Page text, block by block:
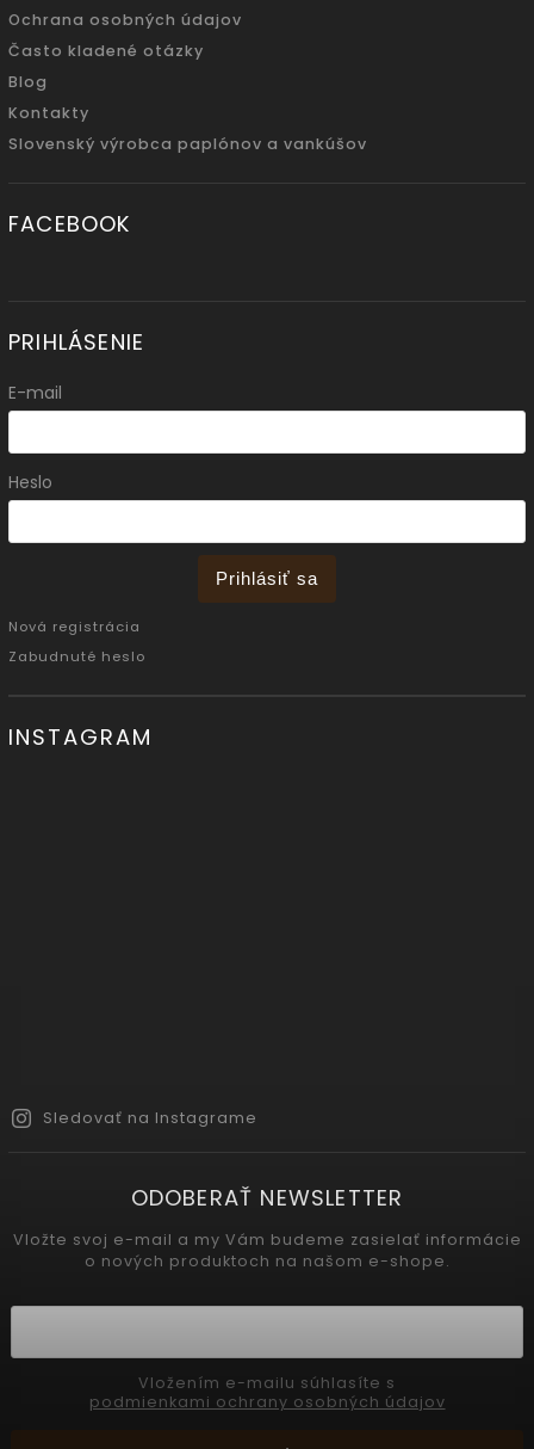
Ochrana osobných údajov
Často kladené otázky
Blog
Kontakty
Slovenský výrobca paplónov a vankúšov
FACEBOOK
PRIHLÁSENIE
E-mail
Heslo
Prihlásiť sa
Nová registrácia
Zabudnuté heslo
INSTAGRAM
Sledovať na Instagrame
ODOBERAŤ NEWSLETTER
Vložte svoj e-mail a my Vám budeme zasielať informácie
o nových produktoch na našom e-shope.
podmienkami ochrany osobných údajov